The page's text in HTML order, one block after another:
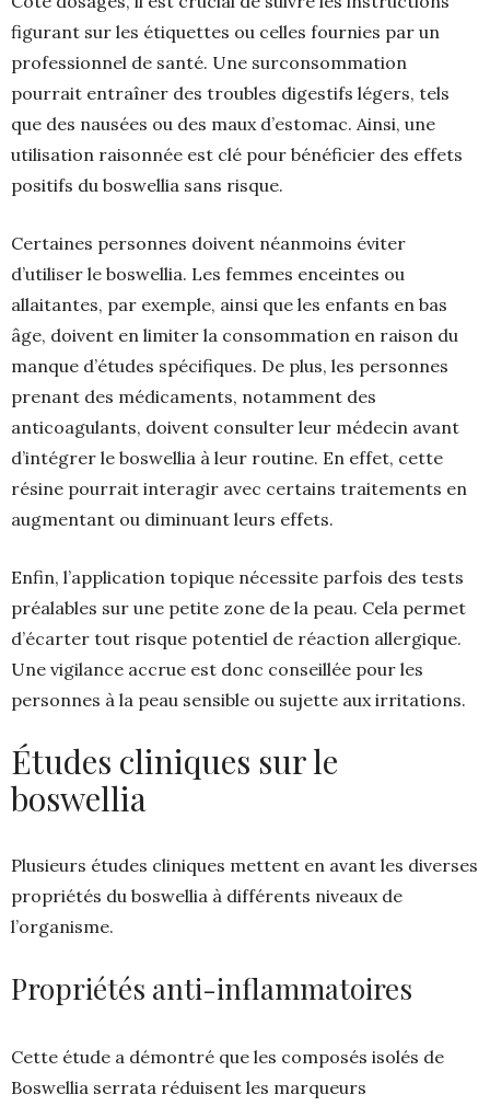
figurant sur les étiquettes ou celles fournies par un
professionnel de santé. Une surconsommation
pourrait entraîner des troubles digestifs légers, tels
que des nausées ou des maux d’estomac. Ainsi, une
utilisation raisonnée est clé pour bénéficier des effets
positifs du boswellia sans risque.
Certaines personnes doivent néanmoins éviter
d’utiliser le boswellia. Les femmes enceintes ou
allaitantes, par exemple, ainsi que les enfants en bas
âge, doivent en limiter la consommation en raison du
manque d’études spécifiques. De plus, les personnes
prenant des médicaments, notamment des
anticoagulants, doivent consulter leur médecin avant
d’intégrer le boswellia à leur routine. En effet, cette
résine pourrait interagir avec certains traitements en
augmentant ou diminuant leurs effets.
Enfin, l’application topique nécessite parfois des tests
préalables sur une petite zone de la peau. Cela permet
d’écarter tout risque potentiel de réaction allergique.
Une vigilance accrue est donc conseillée pour les
personnes à la peau sensible ou sujette aux irritations.
Études cliniques sur le
boswellia
Plusieurs études cliniques mettent en avant les diverses
propriétés du boswellia à différents niveaux de
l’organisme.
Propriétés anti-inflammatoires
Cette étude a démontré que les composés isolés de
Boswellia serrata réduisent les marqueurs